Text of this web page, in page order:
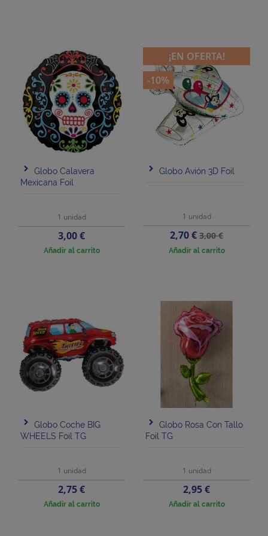
Globo Calavera
Mexicana Foil
1 unidad
Precio
3,00 €
Añadir al carrito
Globo Avión 3D Foil
1 unidad
Precio
2,70 €Precio
base
3,00 €
Añadir al carrito
¡EN OFERTA!
-10%
Globo Coche BIG
WHEELS Foil TG
1 unidad
Precio
2,75 €
Añadir al carrito
Globo Rosa Con Tallo
Foil TG
1 unidad
Precio
2,95 €
Añadir al carrito